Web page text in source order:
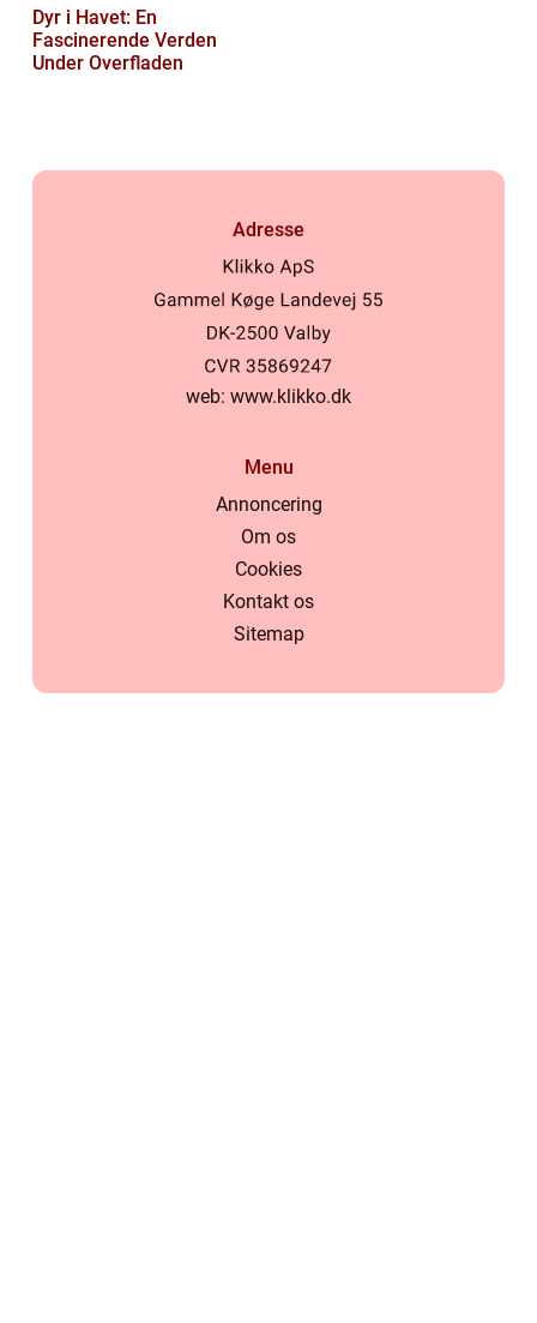
Dyr i Havet: En
Fascinerende Verden
Under Overfladen
Adresse
web: www.klikko.dk
Menu
Annoncering
Om os
Cookies
Kontakt os
Sitemap